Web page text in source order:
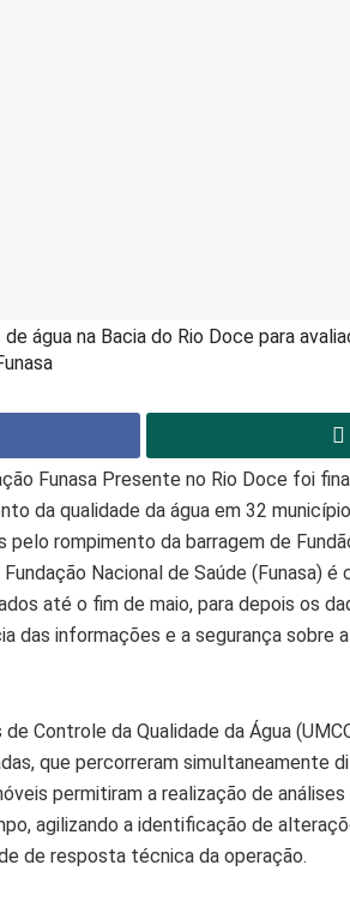
água na Bacia do Rio Doce para
Funasa Presente no Rio Doce foi
da qualidade da água em 32
rompimento da barragem de
Nacional de Saúde (Funasa) é
até o fim de maio, para depois os
das informações e a segurança sobre
Controle da Qualidade da Água
que percorreram simultaneamente
permitiram a realização de
agilizando a identificação de
de resposta técnica da operação.